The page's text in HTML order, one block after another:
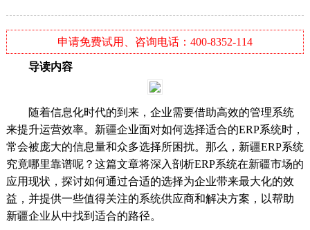
申请免费试用、咨询电话：400-8352-114
导读内容
随着信息化时代的到来，企业需要借助高效的管理系统
来提升运营效率。新疆企业面对如何选择适合的ERP系统时，
常会被庞大的信息量和众多选择所困扰。那么，新疆ERP系统
究竟哪里靠谱呢？这篇文章将深入剖析ERP系统在新疆市场的
应用现状，探讨如何通过合适的选择为企业带来最大化的效
益，并提供一些值得关注的系统供应商和解决方案，以帮助
新疆企业从中找到适合的路径。